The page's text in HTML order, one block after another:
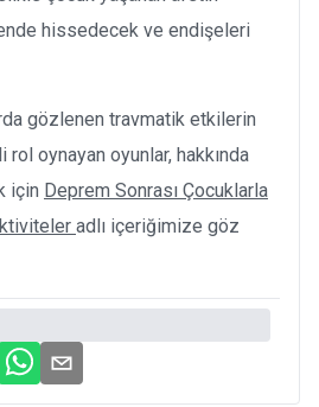
hissedecek ve endişeleri
gözlenen travmatik etkilerin
rol oynayan oyunlar, hakkında
için Deprem Sonrası Çocuklarla
adlı içeriğimize göz